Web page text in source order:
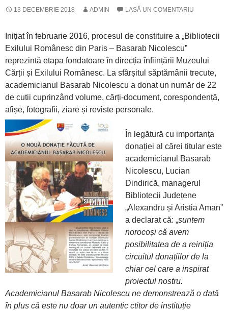
13 DECEMBRIE 2018 ADMIN LASĂ UN COMENTARIU
Inițiat în februarie 2016, procesul de constituire a „Bibliotecii
Exilului Românesc din Paris – Basarab Nicolescu”
reprezintă etapa fondatoare în direcția înființării Muzeului
Cărții și Exilului Românesc. La sfârșitul săptămânii trecute,
academicianul Basarab Nicolescu a donat un număr de 22
de cutii cuprinzând volume, cărți-document, corespondență,
afișe, fotografii, ziare și reviste personale.
În legătură cu importanța
donației al cărei titular este
academicianul Basarab
Nicolescu, Lucian
Dindirică, managerul
Bibliotecii Județene
„Alexandru și Aristia Aman”
a declarat că: „suntem
norocoși că avem
posibilitatea de a reiniția
circuitul donațiilor de la
chiar cel care a inspirat
proiectul nostru.
Academicianul Basarab Nicolescu ne demonstrează o dată
în plus că este nu doar un autentic ctitor de instituție